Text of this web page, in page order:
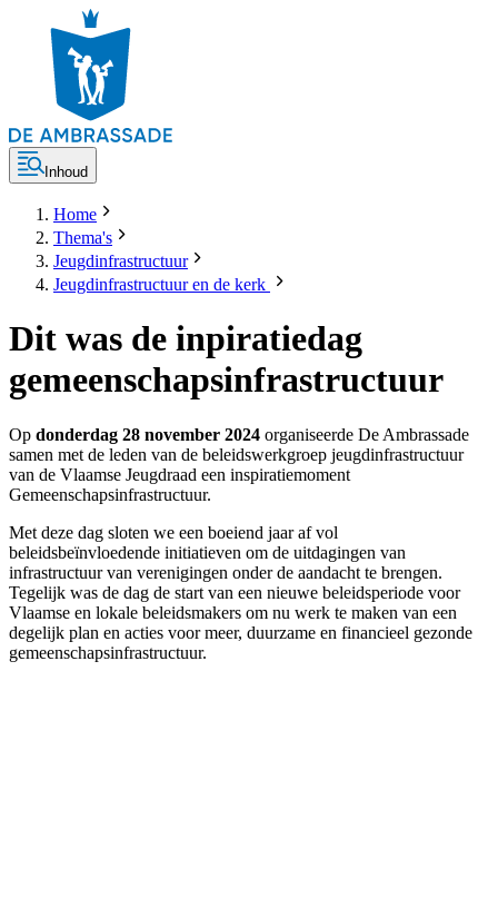
Inhoud
Home
Thema's
Jeugdinfrastructuur
Jeugdinfrastructuur en de kerk
Dit was de inpiratiedag
gemeenschapsinfrastructuur
Op donderdag 28 november 2024 organiseerde De Ambrassade
samen met de leden van de beleidswerkgroep jeugdinfrastructuur
van de Vlaamse Jeugdraad een inspiratiemoment
Gemeenschapsinfrastructuur.
Met deze dag sloten we een boeiend jaar af vol
beleidsbeïnvloedende initiatieven om de uitdagingen van
infrastructuur van verenigingen onder de aandacht te brengen.
Tegelijk was de dag de start van een nieuwe beleidsperiode voor
Vlaamse en lokale beleidsmakers om nu werk te maken van een
degelijk plan en acties voor meer, duurzame en financieel gezonde
gemeenschapsinfrastructuur.